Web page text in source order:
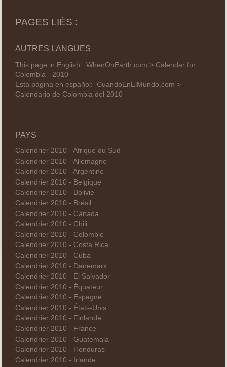
PAGES LIÉS :
AUTRES LANGUES
This page in English: WhenOnEarth.com > Calendar for
Colombia - 2010
Esta página en español: CuandoEnElMundo.com >
Calendario de Colombia del 2010
PAYS
Calendrier 2010 - Afrique du Sud
Calendrier 2010 - Allemagne
Calendrier 2010 - Argentine
Calendrier 2010 - Belgique
Calendrier 2010 - Bolivie
Calendrier 2010 - Brésil
Calendrier 2010 - Canada
Calendrier 2010 - Chili
Calendrier 2010 - Colombie
Calendrier 2010 - Costa Rica
Calendrier 2010 - Cuba
Calendrier 2010 - Danemark
Calendrier 2010 - El Salvador
Calendrier 2010 - Équateur
Calendrier 2010 - Espagne
Calendrier 2010 - États-Unis
Calendrier 2010 - Finlande
Calendrier 2010 - France
Calendrier 2010 - Guatemala
Calendrier 2010 - Honduras
Calendrier 2010 - Irlande